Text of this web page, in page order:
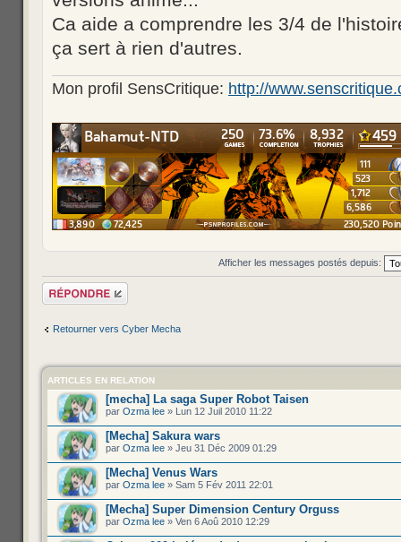
Ca aide a comprendre les 3/4 de
ça sert à rien d'autres.
Mon profil SensCritique: http://
Afficher les messages postés depuis:
Répondre
Retourner vers Cyber Mecha
ARTICLES EN RELATION
[mecha] La saga Super Robot Taisen
par Ozma lee » Lun 12 Juil 2010 11:22
[Mecha] Sakura wars
par Ozma lee » Jeu 31 Déc 2009 01:29
[Mecha] Venus Wars
par Ozma lee » Sam 5 Fév 2011 22:01
[Mecha] Super Dimension Century Orguss
par Ozma lee » Ven 6 Aoû 2010 12:29